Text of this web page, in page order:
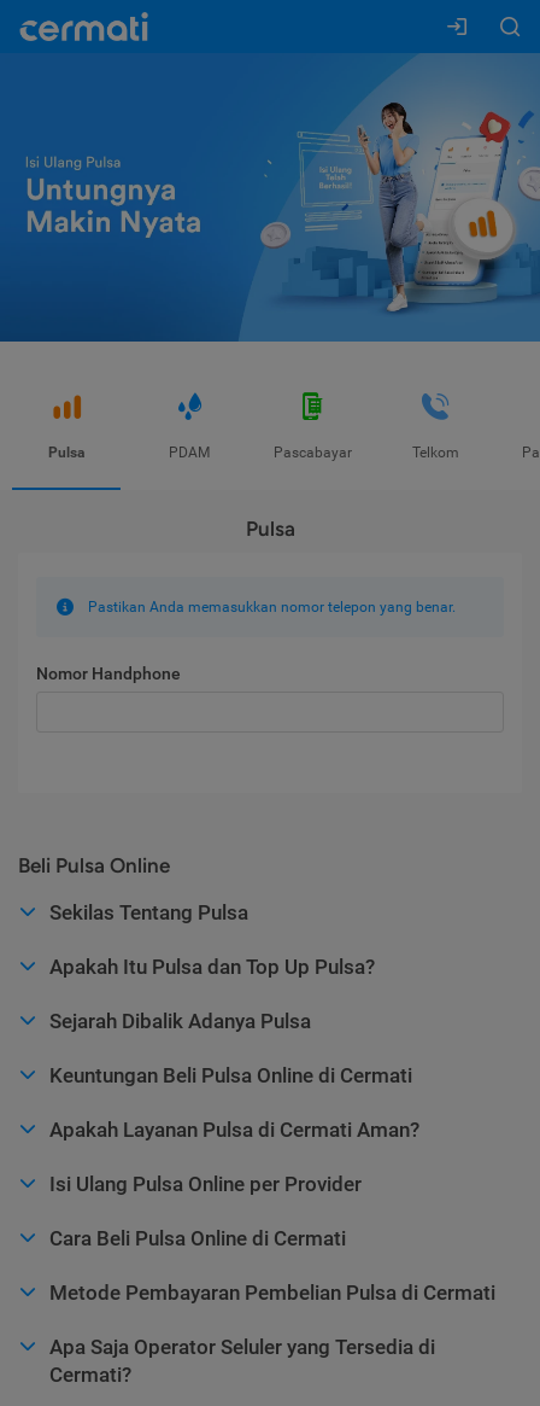
Pulsa PDAM Pascabayar Telkom
Pulsa
Pastikan Anda memasukkan nomor telepon yang benar.
Nomor Handphone
Beli Pulsa Online
Sekilas Tentang Pulsa
Apakah Itu Pulsa dan Top Up Pulsa?
Sejarah Dibalik Adanya Pulsa
Keuntungan Beli Pulsa Online di Cermati
Apakah Layanan Pulsa di Cermati Aman?
Isi Ulang Pulsa Online per Provider
Cara Beli Pulsa Online di Cermati
Metode Pembayaran Pembelian Pulsa di Cermati
Apa Saja Operator Seluler yang Tersedia di
Cermati?